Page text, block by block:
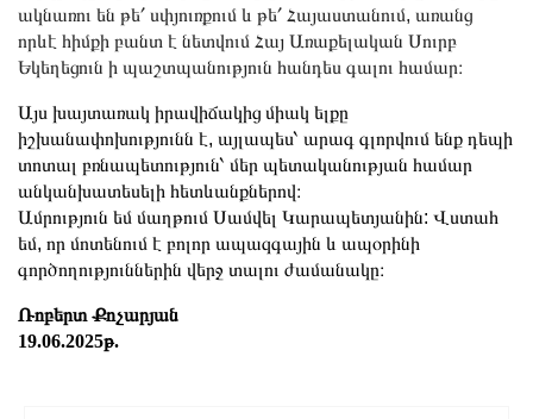
ակնառու են թե՛ սփյուռքում և թե՛ Հայաստանում, առանց
որևէ հիմքի բանտ է նետվում Հայ Առաքելական Սուրբ
Եկեղեցուն ի պաշտպանություն հանդես գալու համար։
Այս խայտառակ իրավիճակից միակ ելքը
իշխանափոխությունն է, այլապես՝ արագ գլորվում ենք դեպի
տոտալ բռնապետություն՝ մեր պետականության համար
անկանխատեսելի հետևանքներով։
Ամրություն եմ մաղթում Սամվել Կարապետյանին: Վստահ
եմ, որ մոտենում է բոլոր ապազգային և ապօրինի
գործողություններին վերջ տալու ժամանակը։
Ռոբերտ Քոչարյան
19.06.2025թ.